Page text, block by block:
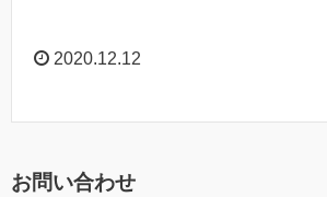
2020.12.12
お問い合わせ